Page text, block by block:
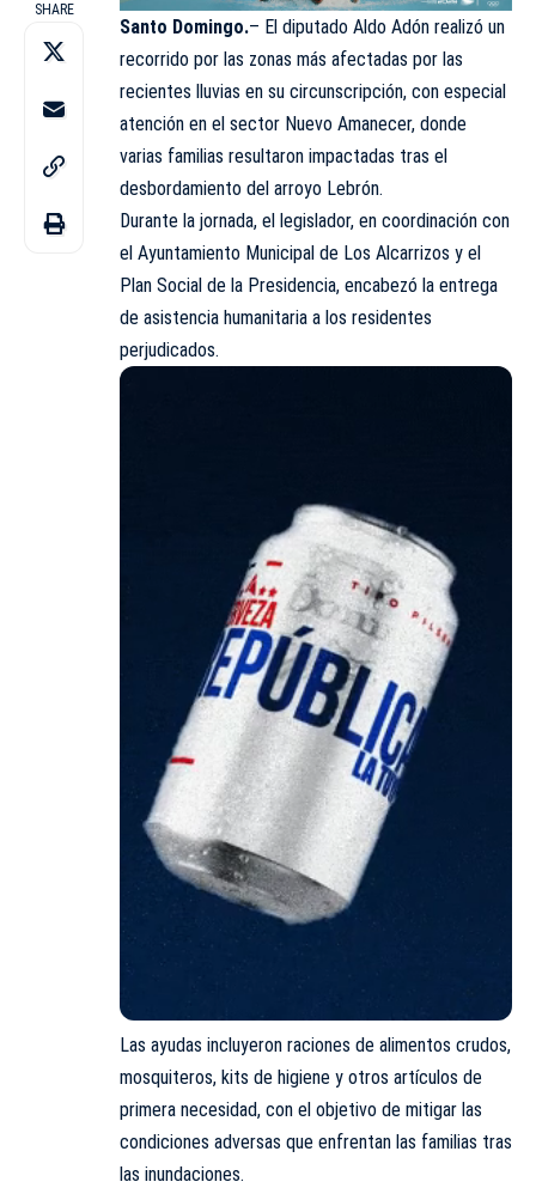
SHARE
Santo Domingo.– El diputado Aldo Adón realizó un
recorrido por las zonas más afectadas por las
recientes lluvias en su circunscripción, con especial
atención en el sector Nuevo Amanecer, donde
varias familias resultaron impactadas tras el
desbordamiento del arroyo Lebrón.
Durante la jornada, el legislador, en coordinación con
el Ayuntamiento Municipal de Los Alcarrizos y el
Plan Social de la Presidencia, encabezó la entrega
de asistencia humanitaria a los residentes
perjudicados.
Las ayudas incluyeron raciones de alimentos crudos,
mosquiteros, kits de higiene y otros artículos de
primera necesidad, con el objetivo de mitigar las
condiciones adversas que enfrentan las familias tras
las inundaciones.